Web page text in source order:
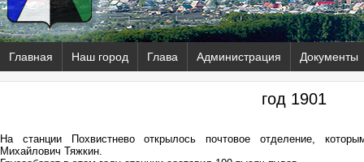
Главная Наш город Глава Администрация Документы
год 1901
На станции Похвистнево открылось почтовое отделение,
Михайлович Тяжкин.